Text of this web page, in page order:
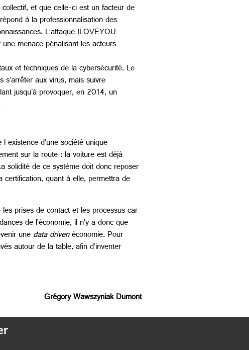
et que celle-ci est un facteur de
à la professionnalisation des
L’attaque ILOVEYOU
menace pénalisant les acteurs
et techniques de la cybersécurité. Le
aux virus, mais suivre
jusqu'à provoquer, en 2014, un
existence d’une société unique
sur la route : la voiture est déjà
solidité de ce système doit donc reposer
certification, quant à elle, permettra de
prises de contact et les processus car
de l’économie, il n’y a donc que
unedata drivenéconomie. Pour
autour de la table, afin d’inventer
Grégory Wawszyniak Dumont